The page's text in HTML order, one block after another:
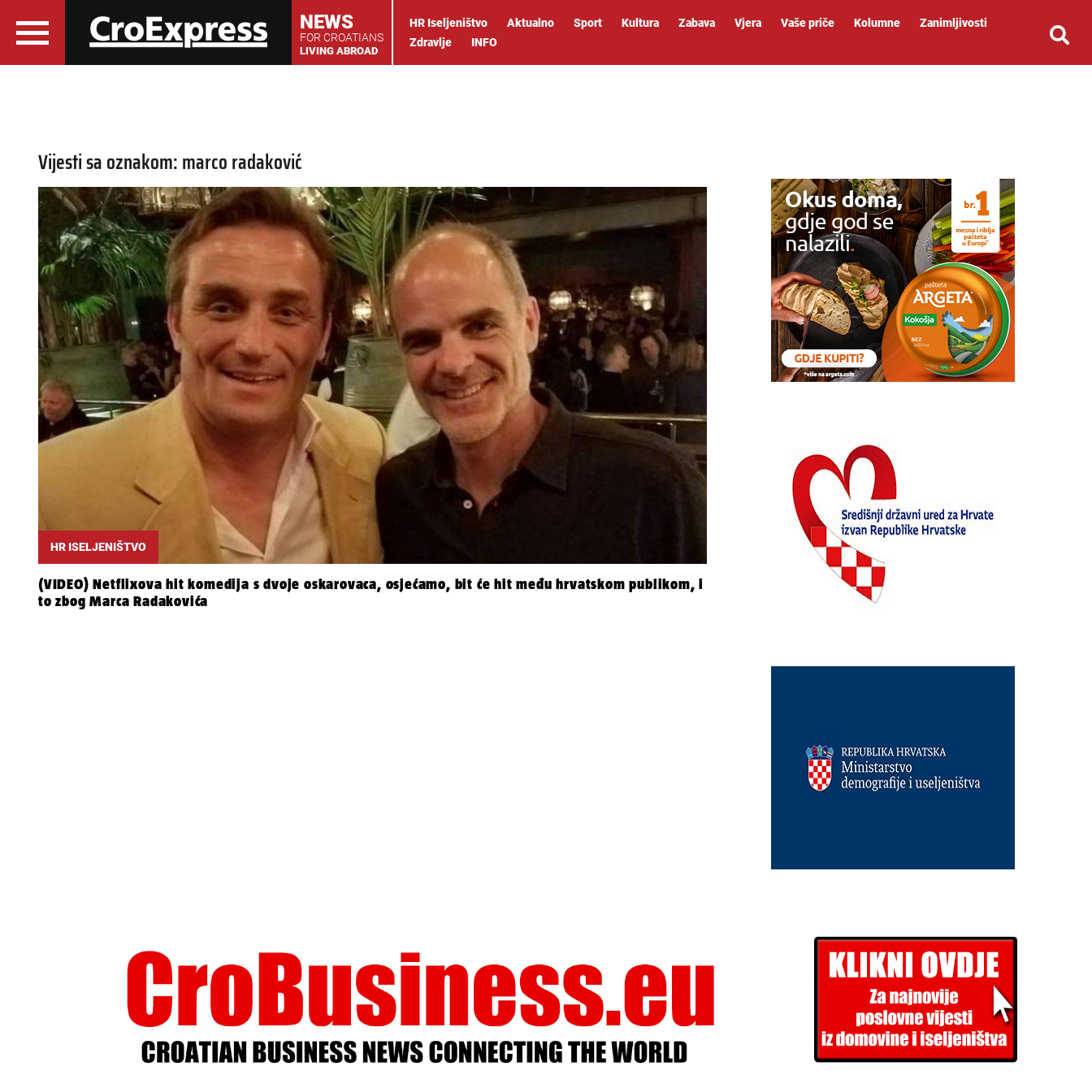
NEWS
FOR CROATIANS
LIVING ABROAD
HR Iseljeništvo Aktualno Sport Kultura Zabava Vjera Vaše priče Kolumne
Zanimljivosti
Zdravlje
INFO
Vijesti sa oznakom: marco radaković
HR ISELJENIŠTVO
(VIDEO) Netflixova hit komedija s dvoje oskarovaca, osjećamo, bit će hit među hrvatskom publikom, i
to zbog Marca Radakovića